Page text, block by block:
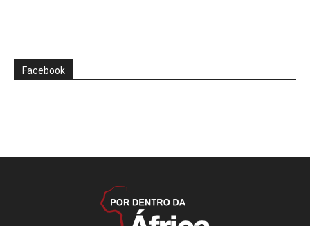
Facebook